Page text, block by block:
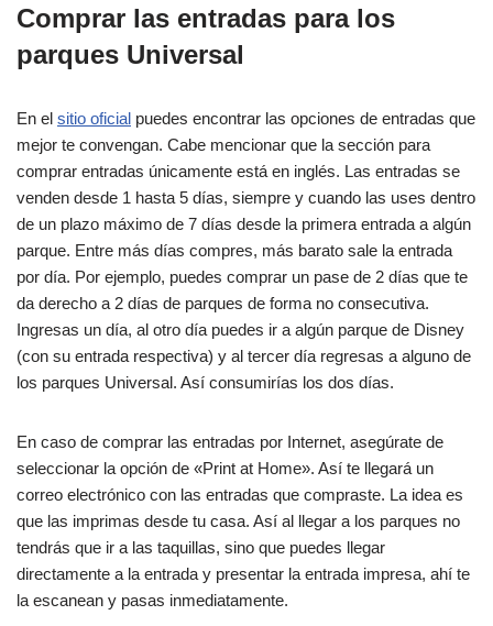
Comprar las entradas para los
parques Universal
En el sitio oficial puedes encontrar las opciones de entradas que
mejor te convengan. Cabe mencionar que la sección para
comprar entradas únicamente está en inglés. Las entradas se
venden desde 1 hasta 5 días, siempre y cuando las uses dentro
de un plazo máximo de 7 días desde la primera entrada a algún
parque. Entre más días compres, más barato sale la entrada
por día. Por ejemplo, puedes comprar un pase de 2 días que te
da derecho a 2 días de parques de forma no consecutiva.
Ingresas un día, al otro día puedes ir a algún parque de Disney
(con su entrada respectiva) y al tercer día regresas a alguno de
los parques Universal. Así consumirías los dos días.
En caso de comprar las entradas por Internet, asegúrate de
seleccionar la opción de «Print at Home». Así te llegará un
correo electrónico con las entradas que compraste. La idea es
que las imprimas desde tu casa. Así al llegar a los parques no
tendrás que ir a las taquillas, sino que puedes llegar
directamente a la entrada y presentar la entrada impresa, ahí te
la escanean y pasas inmediatamente.